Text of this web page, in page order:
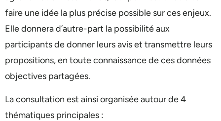
faire une idée la plus précise possible sur ces enjeux.
Elle donnera d’autre-part la possibilité aux
participants de donner leurs avis et transmettre leurs
propositions, en toute connaissance de ces données
objectives partagées.
La consultation est ainsi organisée autour de 4
thématiques principales :